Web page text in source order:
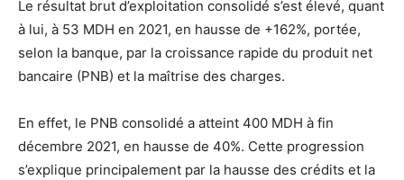
Le résultat brut d’exploitation consolidé s’est élevé, quant
à lui, à 53 MDH en 2021, en hausse de +162%, portée,
selon la banque, par la croissance rapide du produit net
bancaire (PNB) et la maîtrise des charges.
En effet, le PNB consolidé a atteint 400 MDH à fin
décembre 2021, en hausse de 40%. Cette progression
s’explique principalement par la hausse des crédits et la